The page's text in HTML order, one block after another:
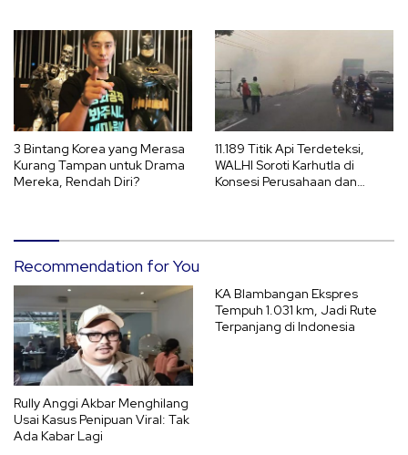
3 Bintang Korea yang Merasa
Kurang Tampan untuk Drama
Mereka, Rendah Diri?
11.189 Titik Api Terdeteksi,
WALHI Soroti Karhutla di
Konsesi Perusahaan dan
Recommendation for You
Rully Anggi Akbar Menghilang
Usai Kasus Penipuan Viral: Tak
Ada Kabar Lagi
KA Blambangan Ekspres
Tempuh 1.031 km, Jadi Rute
Terpanjang di Indonesia